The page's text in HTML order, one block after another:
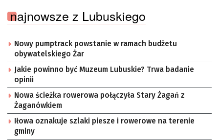
najnowsze z Lubuskiego
Nowy pumptrack powstanie w ramach budżetu
obywatelskiego Żar
Jakie powinno być Muzeum Lubuskie? Trwa badanie
opinii
Nowa ścieżka rowerowa połączyła Stary Żagań z
Żaganówkiem
Iłowa oznakuje szlaki piesze i rowerowe na terenie
gminy